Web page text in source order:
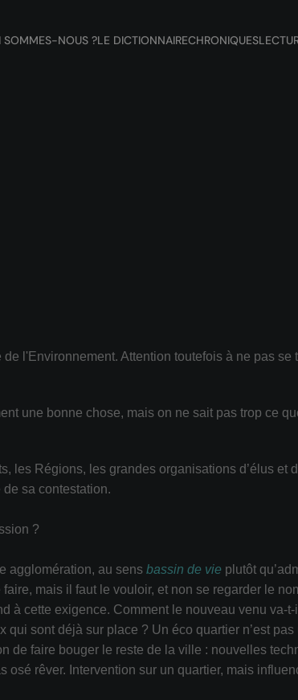
SOMMES-NOUS ?LE DICTIONNAIRECHRONIQUES
l'Environnement. Attention toutefois à ne pas se
une bonne chose, mais on ne sait pas trop ce
les Régions, les grandes organisations d’élus et
sa contestation.
?
agglomération, au sens bassin de vie plutôt
mais il faut le vouloir, et non se regarder le
à cette exigence. Comment le nouveau venu va-
sont déjà sur place ? Un éco quartier n’est pas
de faire bouger le reste de la ville : nouvelles
osé rêver. Intervention sur un quartier, mais